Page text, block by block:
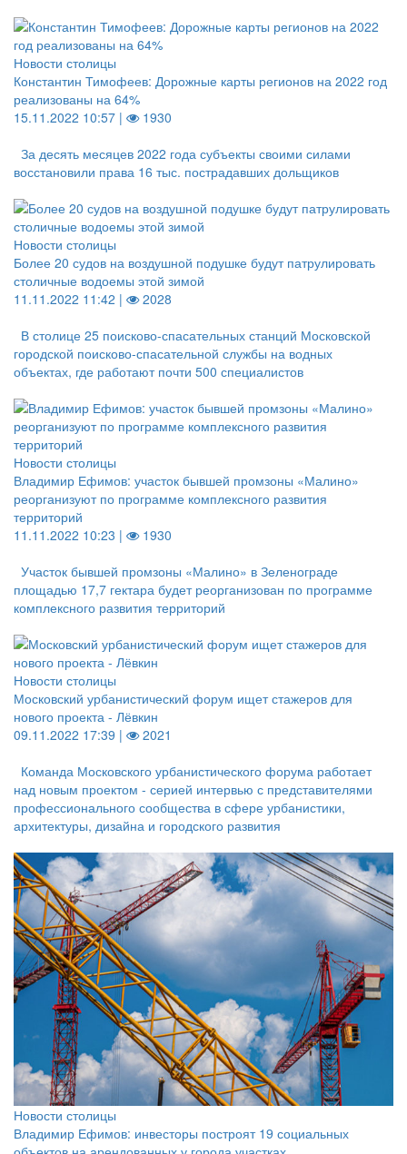
Новости столицы
Константин Тимофеев: Дорожные карты регионов на 2022 год
реализованы на 64%
15.11.2022 10:57 |
1930
За десять месяцев 2022 года субъекты своими силами
восстановили права 16 тыс. пострадавших дольщиков
Новости столицы
Более 20 судов на воздушной подушке будут патрулировать
столичные водоемы этой зимой
11.11.2022 11:42 |
2028
В столице 25 поисково-спасательных станций Московской
городской поисково-спасательной службы на водных
объектах, где работают почти 500 специалистов
Новости столицы
Владимир Ефимов: участок бывшей промзоны «Малино»
реорганизуют по программе комплексного развития
территорий
11.11.2022 10:23 |
1930
Участок бывшей промзоны «Малино» в Зеленограде
площадью 17,7 гектара будет реорганизован по программе
комплексного развития территорий
Новости столицы
Московский урбанистический форум ищет стажеров для
нового проекта - Лёвкин
09.11.2022 17:39 |
2021
Команда Московского урбанистического форума работает
над новым проектом - серией интервью с представителями
профессионального сообщества в сфере урбанистики,
архитектуры, дизайна и городского развития
Новости столицы
Владимир Ефимов: инвесторы построят 19 социальных